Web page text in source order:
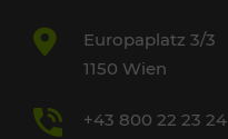
Europaplatz 3/3
1150 Wien
+43 800 22 23 24